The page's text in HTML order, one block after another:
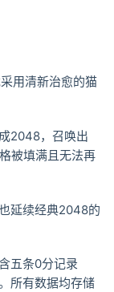
用清新治愈的猫
2048，召唤出
被填满且无法再
延续经典2048的
五条0分记录
所有数据均存储